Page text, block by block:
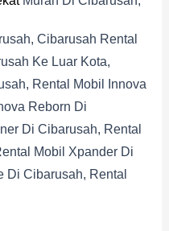
Cibarusah Rental
Ke Luar Kota,
Rental Mobil Innova
Reborn Di
Di Cibarusah, Rental
Mobil Xpander Di
Di Cibarusah, Rental